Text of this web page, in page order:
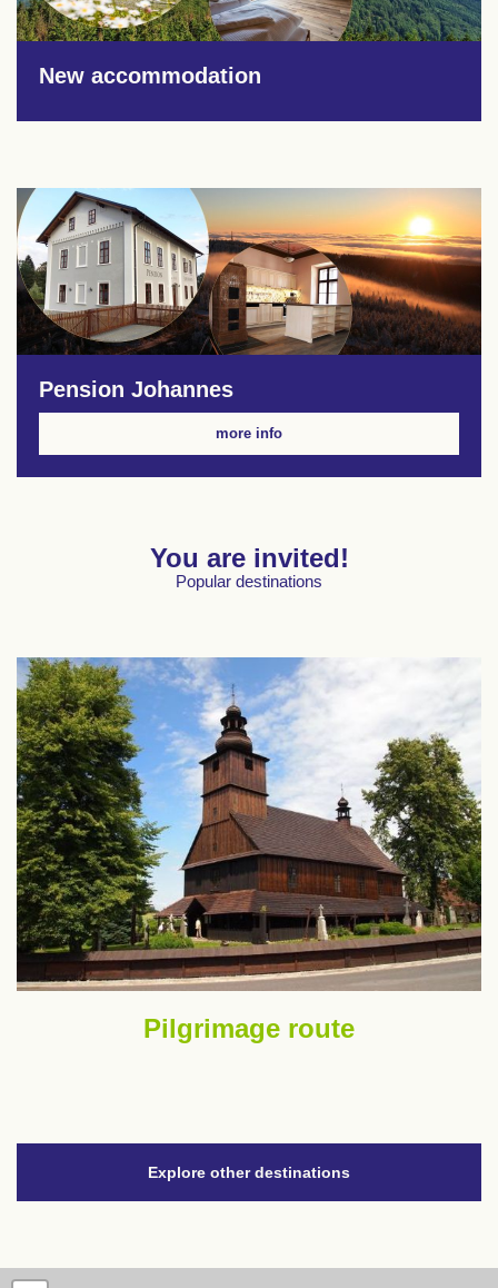
New accommodation
Pension Johannes
more info
You are invited!
Popular destinations
Pilgrimage route
Explore other destinations